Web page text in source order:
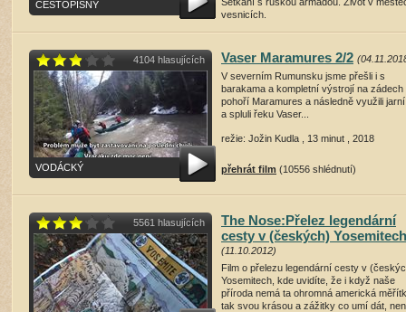
CESTOPISNÝ
vesnicích.
přehrát film (14002 shlédnutí)
4104 hlasujících
VODÁCKÝ
Vaser Maramures 2/2
V severním Rumunsku jsme přešli i s
barakama a kompletní výstrojí na zádech
pohoří Maramures a následně využili
a spluli řeku Vaser...
režie: Jožin Kudla , 13 minut , 2018
přehrát film (10556 shlédnutí)
5561 hlasujících
The Nose:Přelez legendární
cesty v (českých) Yosemitech
(11.10.2012)
Film o přelezu legendární cesty v
Yosemitech, kde uvidíte, že i když naše
příroda nemá ta ohromná americká
tak svou krásou a zážitky co umí dát,